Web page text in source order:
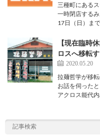
三種町にある
一時閉店する
17日（日）ま
【現在臨時
ロスへ移転
2020.05.20
拉麺哲学が移
お話を伺った
アクロス能代